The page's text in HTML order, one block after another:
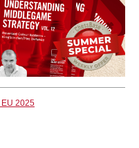
2025